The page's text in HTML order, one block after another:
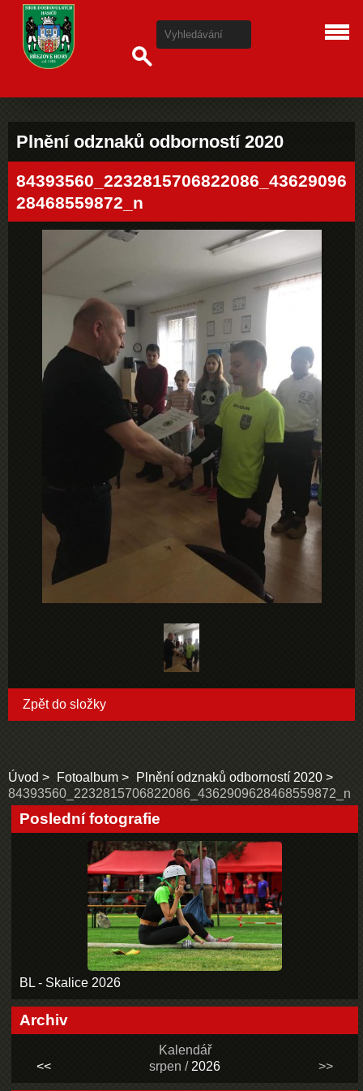
Plnění odznaků odborností 2020
84393560_2232815706822086_43629096
28468559872_n
Zpět do složky
Úvod Fotoalbum
Plnění odznaků odborností 2020
84393560_2232815706822086_4362909628468559872_n
Poslední fotografie
BL - Skalice 2026
Archiv
Kalendář
<<
srpen / 2026 >>